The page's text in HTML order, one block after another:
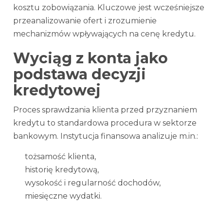
kosztu zobowiązania. Kluczowe jest wcześniejsze
przeanalizowanie ofert i zrozumienie
mechanizmów wpływających na cenę kredytu.
Wyciąg z konta jako
podstawa decyzji
kredytowej
Proces sprawdzania klienta przed przyznaniem
kredytu to standardowa procedura w sektorze
bankowym. Instytucja finansowa analizuje m.in.:
tożsamość klienta,
historię kredytową,
wysokość i regularność dochodów,
miesięczne wydatki.